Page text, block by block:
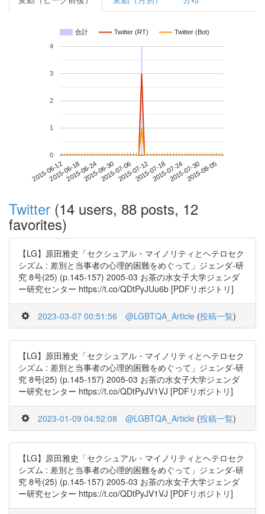
合計 Twitter (RT) Twitter (Bot)
2015-06-122015-06-182015-06-242015-06-302015-07-062015-07-122015-07-182015-07-242015-07-302015-08-05
0
1
2
3
4
Twitter (14 users, 88 posts, 12
favorites)
【LG】原田雅史「セクシュアル・マイノリティとヘテロセク
シズム : 差別と当事者の心理的困難をめぐって」ジェンダ-研
究 8号(25) (p.145-157) 2005-03 お茶の水女子大学ジェンダ
ー研究センター https://t.co/QDtPyJUu6b [PDFリポジトリ]
2023-03-07 00:51:56 @LGBTQA_Article (投稿一覧)
【LG】原田雅史「セクシュアル・マイノリティとヘテロセク
シズム : 差別と当事者の心理的困難をめぐって」ジェンダ-研
究 8号(25) (p.145-157) 2005-03 お茶の水女子大学ジェンダ
ー研究センター https://t.co/QDtPyJV1VJ [PDFリポジトリ]
2023-01-09 04:52:08 @LGBTQA_Article (投稿一覧)
【LG】原田雅史「セクシュアル・マイノリティとヘテロセク
シズム : 差別と当事者の心理的困難をめぐって」ジェンダ-研
究 8号(25) (p.145-157) 2005-03 お茶の水女子大学ジェンダ
ー研究センター https://t.co/QDtPyJV1VJ [PDFリポジトリ]